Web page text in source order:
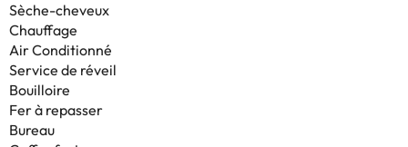
Sèche-cheveux
Chauffage
Air Conditionné
Service de réveil
Bouilloire
Fer à repasser
Bureau